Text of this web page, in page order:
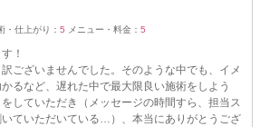
・仕上がり： 5 メニュー・料金： 5
！
ございませんでした。そのような中でも、イメ
るなど、遅れた中で最大限良い施術をしよう
していただき（メッセージの時間すら、担当ス
ていただいている…）、本当にありがとうござ